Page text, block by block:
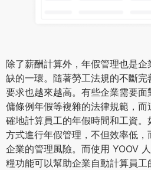
除了薪酬計算外，年假管理也是
缺的一環。隨著勞工法規的不斷
要求也越來越高。有些企業需要
傭條例年假等複雜的法律規範，
確地計算員工的年假時間和工資
方式進行年假管理，不但效率低
企業的管理風險。而使用 YOOV
糧功能可以幫助企業自動計算員